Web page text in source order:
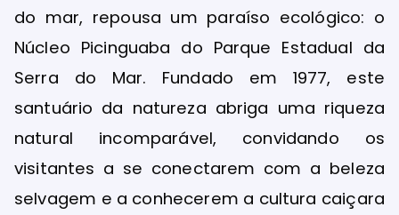
do mar, repousa um paraíso ecológico: o
Núcleo Picinguaba do Parque Estadual da
Serra do Mar. Fundado em 1977, este
santuário da natureza abriga uma riqueza
natural incomparável, convidando os
visitantes a se conectarem com a beleza
selvagem e a conhecerem a cultura caiçara